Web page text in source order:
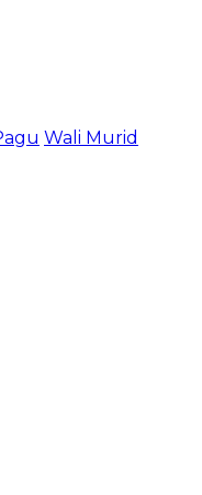
Wali Murid